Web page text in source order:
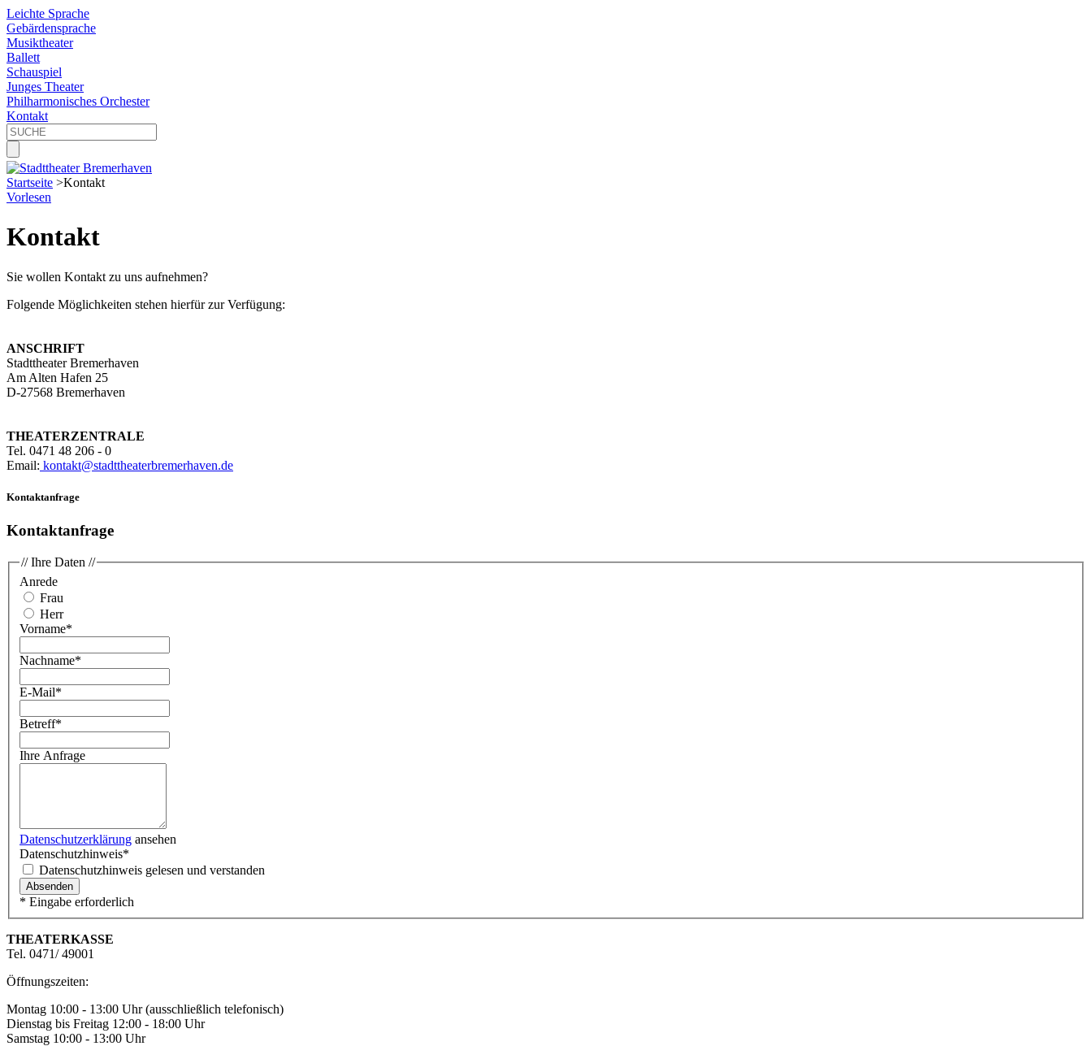
Leichte Sprache
Gebärdensprache
Musiktheater
Ballett
Schauspiel
Junges Theater
Philharmonisches Orchester
Kontakt
Startseite >Kontakt
Vorlesen
Kontakt
Sie wollen Kontakt zu uns aufnehmen?
Folgende Möglichkeiten stehen hierfür zur Verfügung:
ANSCHRIFT
Stadttheater Bremerhaven
Am Alten Hafen 25
D-27568 Bremerhaven
THEATERZENTRALE
Tel. 0471 48 206 - 0
Email: kontakt@stadttheaterbremerhaven.de
Kontaktanfrage
Kontaktanfrage
// Ihre Daten //
Anrede
Frau
Herr
Vorname*
Nachname*
E-Mail*
Betreff*
Ihre Anfrage
Datenschutzerklärung ansehen
Datenschutzhinweis*
Datenschutzhinweis gelesen und verstanden
* Eingabe erforderlich
THEATERKASSE
Tel. 0471/ 49001
Öffnungszeiten:
Montag 10:00 - 13:00 Uhr (ausschließlich telefonisch)
Dienstag bis Freitag 12:00 - 18:00 Uhr
Samstag 10:00 - 13:00 Uhr